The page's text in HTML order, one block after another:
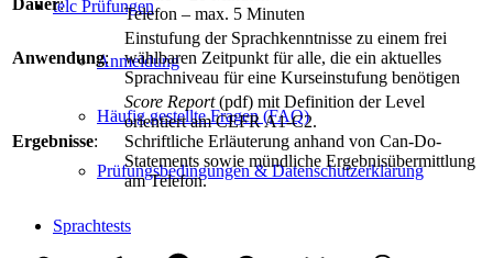
telc Prüfungen
Anmeldung
Häufig gestellte Fragen (FAQ)
Prüfungsbedingungen & Datenschutzerklärung
Sprachtests
Telefon – max. 5 Minuten
Anwendung:
Einstufung der Sprachkenntnisse zu einem frei
wählbaren Zeitpunkt für alle, die ein aktuelles
Sprachniveau für eine Kurseinstufung benötigen
Ergebnisse:
Score Report(pdf) mit Definition der Level
orientiert am CEFR A1-C2.
Schriftliche Erläuterung anhand von Can-Do-
Statements sowie mündliche Ergebnisübermittlung
am Telefon.